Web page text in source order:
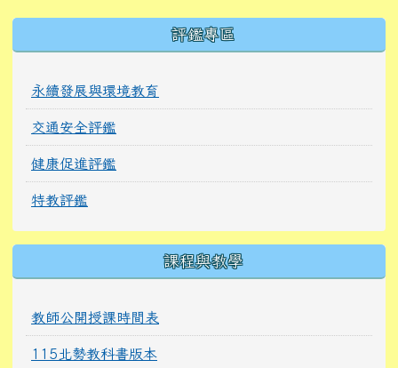
評鑑專區
永續發展與環境教育
交通安全評鑑
健康促進評鑑
特教評鑑
課程與教學
教師公開授課時間表
115北勢教科書版本